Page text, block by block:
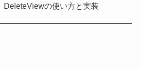
DeleteViewの使い方と実装